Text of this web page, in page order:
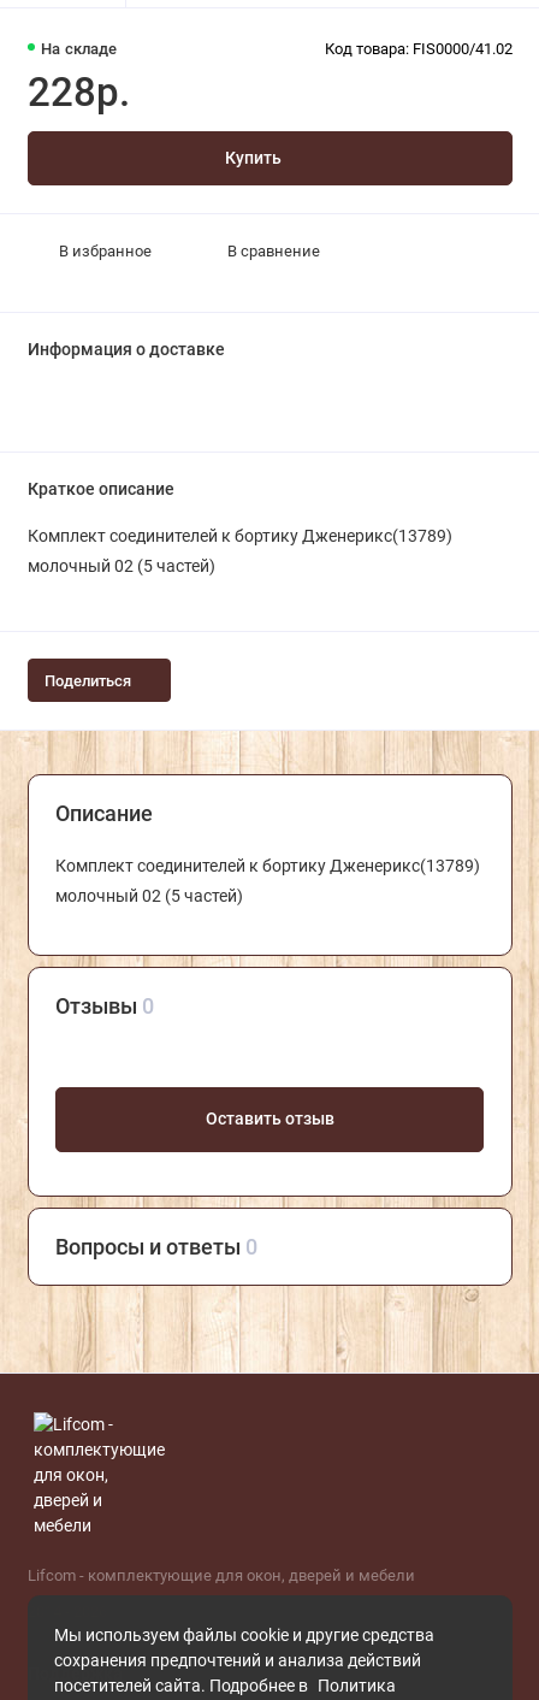
На складе Код товара: FIS0000/41.02
228р.
Купить
В избранное В сравнение
Информация о доставке
Краткое описание
Комплект соединителей к бортику Дженерикс(13789)
молочный 02 (5 частей)
Поделиться
Описание
Комплект соединителей к бортику Дженерикс(13789)
молочный 02 (5 частей)
Отзывы 0
Оставить отзыв
Вопросы и ответы 0
Мы используем файлы cookie и другие средства
сохранения предпочтений и анализа действий
посетителей сайта. Подробнее в Политика
Lifcom - комплектующие для окон, дверей и мебели
Поддержка